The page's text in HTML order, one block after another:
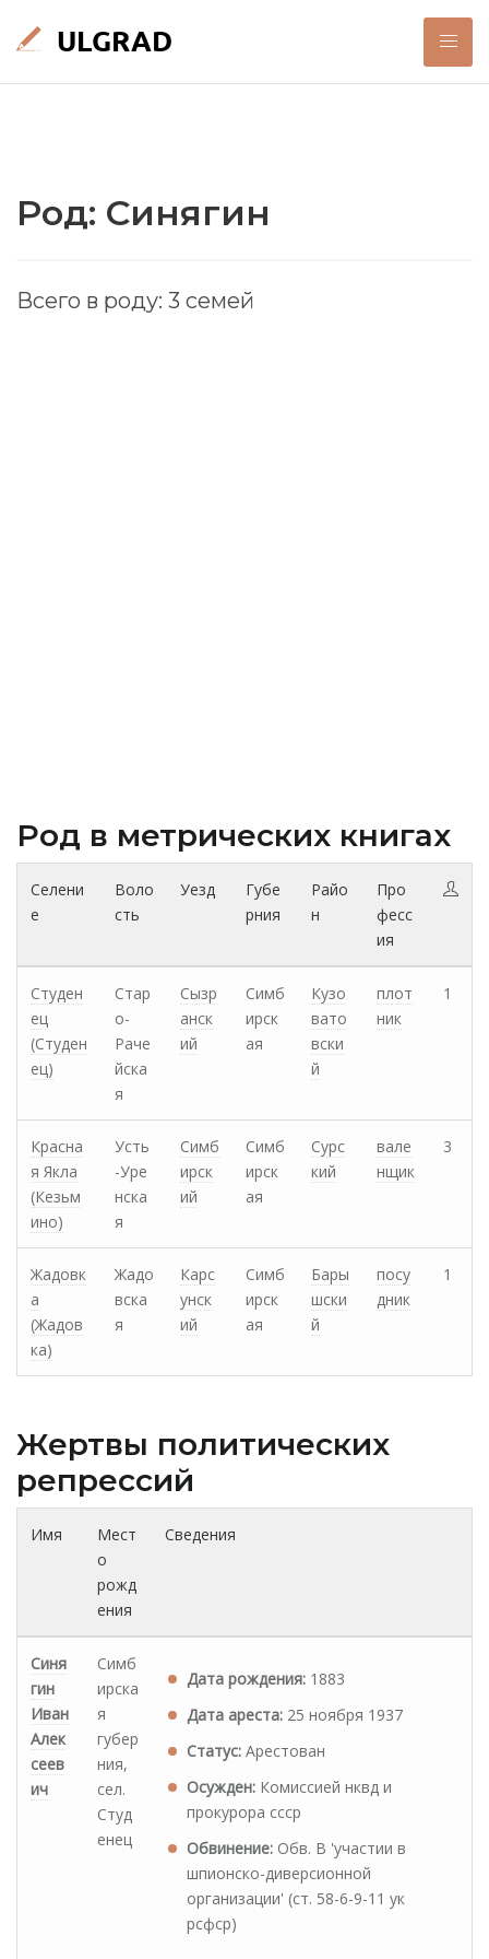
Род: Синягин
Всего в роду: 3 семей
Род в метрических книгах
Селени
е
Воло
сть
Уезд
Губе
рния
Райо
н
Про
фесс
ия
Студен
ец
(Студен
ец)
Стар
о-
Раче
йска
я
Сызр
анск
ий
Симб
ирск
ая
Кузо
вато
вски
й
плот
ник
1
Красна
я Якла
(Кезьм
ино)
Усть
-Уре
нска
я
Симб
ирск
ий
Симб
ирск
ая
Сурс
кий
вале
нщик
3
Жадовк
а
(Жадов
ка)
Жадо
вска
я
Карс
унск
ий
Симб
ирск
ая
Бары
шски
й
посу
дник
1
Жертвы политических
репрессий
Имя
Мест
о
рожд
ения
Сведения
Синя
гин
Иван
Алек
сеев
ич
Симб
ирска
я
губер
ния,
сел.
Студ
енец
Дата рождения: 1883
Дата ареста: 25 ноября 1937
Статус: Арестован
Осужден: Комиссией нквд и
прокурора ссср
Обвинение: Обв. В 'участии в
шпионско-диверсионной
организации' (ст. 58-6-9-11 ук
рсфср)